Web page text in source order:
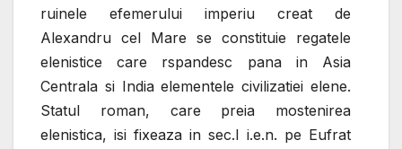
ruinele efemerului imperiu creat de
Alexandru cel Mare se constituie regatele
elenistice care rspandesc pana in Asia
Centrala si India elementele civilizatiei elene.
Statul roman, care preia mostenirea
elenistica, isi fixeaza in sec.I i.e.n. pe Eufrat